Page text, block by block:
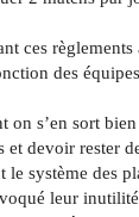
ces
des
on s’en sort
et devoir rester
le système des
leur